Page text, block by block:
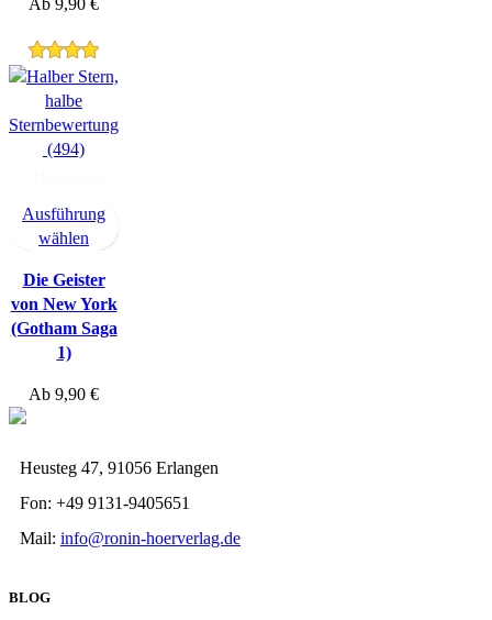
Ab 9,90 €
(494)
Ausführung
wählen
Die Geister
von New York
(Gotham Saga
1)
Ab 9,90 €
Heusteg 47, 91056 Erlangen
Fon: +49 9131-9405651
Mail: info@ronin-hoerverlag.de
BLOG